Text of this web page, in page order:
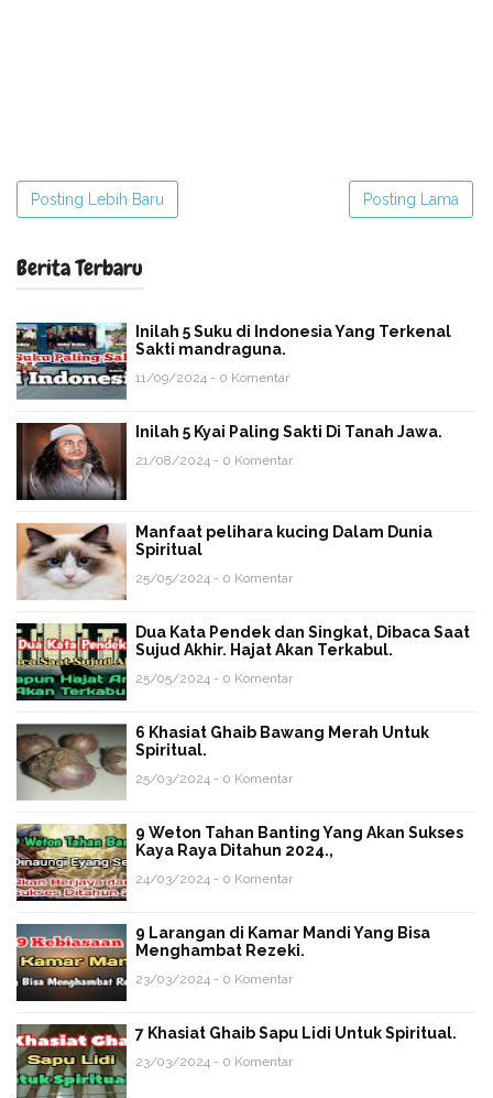
Posting Lebih Baru Posting Lama
Berita Terbaru
Inilah 5 Suku di Indonesia Yang Terkenal
Sakti mandraguna.
11/09/2024 - 0 Komentar
Inilah 5 Kyai Paling Sakti Di Tanah Jawa.
21/08/2024 - 0 Komentar
Manfaat pelihara kucing Dalam Dunia
Spiritual
25/05/2024 - 0 Komentar
Dua Kata Pendek dan Singkat, Dibaca Saat
Sujud Akhir. Hajat Akan Terkabul.
25/05/2024 - 0 Komentar
6 Khasiat Ghaib Bawang Merah Untuk
Spiritual.
25/03/2024 - 0 Komentar
9 Weton Tahan Banting Yang Akan Sukses
Kaya Raya Ditahun 2024.,
24/03/2024 - 0 Komentar
9 Larangan di Kamar Mandi Yang Bisa
Menghambat Rezeki.
23/03/2024 - 0 Komentar
7 Khasiat Ghaib Sapu Lidi Untuk Spiritual.
23/03/2024 - 0 Komentar